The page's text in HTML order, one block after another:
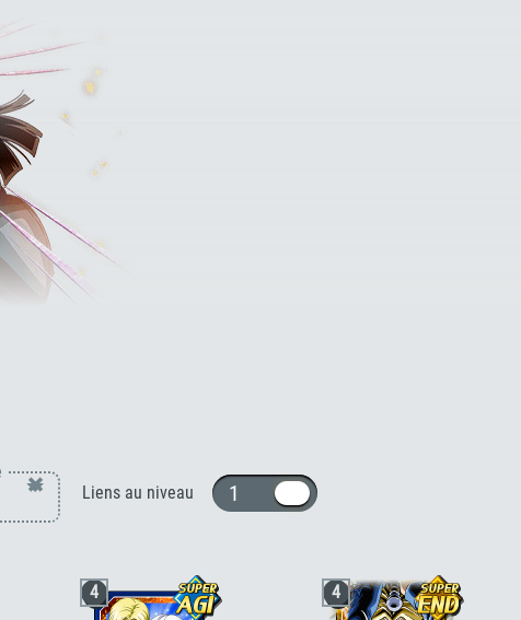
Trunks (jeune) (futur) et Mai (futur) [PUI]
× Liens au niveau 1 ou 10
4 4